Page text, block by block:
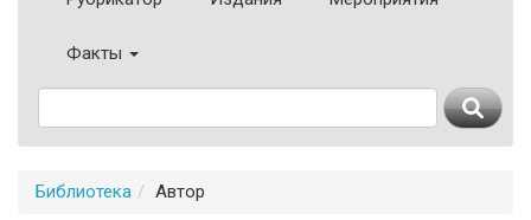
Факты
Библиотека Автор